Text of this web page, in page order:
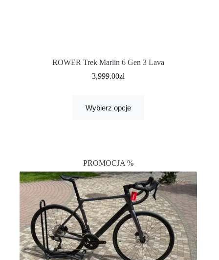
ROWER Trek Marlin 6 Gen 3 Lava
3,999.00zł
Wybierz opcje
PROMOCJA %